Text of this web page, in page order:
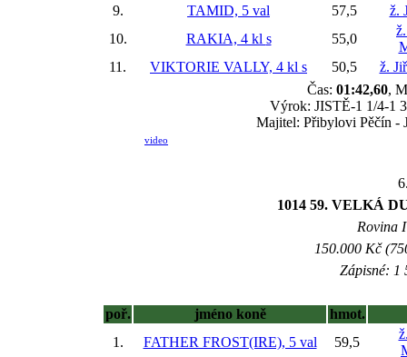
9. TAMID, 5 val 57,5
ž.
10.
RAKIA, 4 kl s 55,0
11.
VIKTORIE VALLY, 4 kl s 50,5
ž.
Čas: 01:42,60,
Výrok: JISTĚ-1 1/4-1
Majitel: Přibylovi Pěčín -
video
1014 59. VELKÁ
Rovina
150.000 Kč
Zápisné: 1
poř. jméno koně
hmot.
1.
FATHER FROST(IRE), 5 val 59,5